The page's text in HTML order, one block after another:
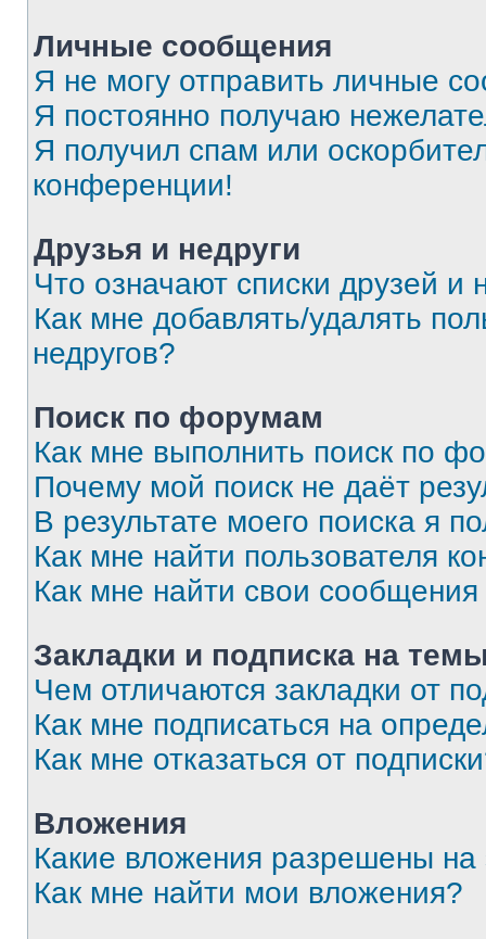
Личные сообщения
Я не могу отправить личные
Я постоянно получаю
Я получил спам или
конференции!
Друзья и недруги
Что означают списки друзей и
Как мне добавлять/удалять
недругов?
Поиск по форумам
Как мне выполнить поиск по
Почему мой поиск не даёт
В результате моего поиска я
Как мне найти пользователя
Как мне найти свои
Закладки и подписка на
Чем отличаются закладки от
Как мне подписаться на
Как мне отказаться от
Вложения
Какие вложения разрешены
Как мне найти мои вложения?